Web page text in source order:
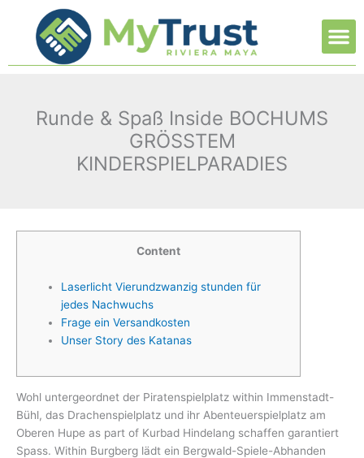
contenido
Runde & Spaß Inside BOCHUMS
GRÖSSTEM
KINDERSPIELPARADIES
Content
Laserlicht Vierundzwanzig stunden für
jedes Nachwuchs
Frage ein Versandkosten
Unser Story des Katanas
Wohl untergeordnet der Piratenspielplatz within Immenstadt-
Bühl, das Drachenspielplatz und ihr Abenteuerspielplatz am
Oberen Hupe as part of Kurbad Hindelang schaffen garantiert
Spass. Within Burgberg lädt ein Bergwald-Spiele-Abhanden